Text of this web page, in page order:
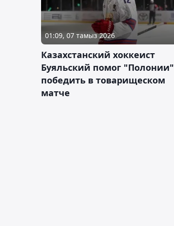
01:09, 07 тамыз 2026
Казахстанский хоккеист
Буяльский помог "Полонии"
победить в товарищеском
матче